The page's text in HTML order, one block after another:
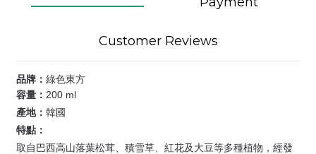
Customer Reviews
品牌： 綠色東方
容量： 200 ml
產地： 韓國
特點：
取自巴西高山落葉松茸、積雪草、紅花及大豆等多種植物，經發